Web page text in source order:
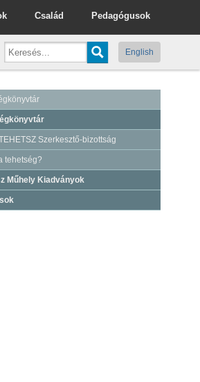
Pedagógusok
Család
English
Szerkesztő-bizottság
tehetség?
Műhely Kiadványok